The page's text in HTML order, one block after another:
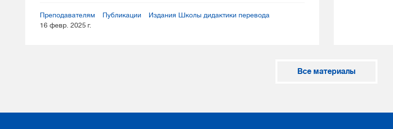
Преподавателям Публикации
Издания Школы дидактики перевода
16 февр. 2025 г.
Все материалы